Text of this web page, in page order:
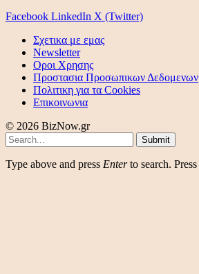
Facebook LinkedIn X (Twitter)
Σχετικα με εμας
Newsletter
Οροι Χρησης
Προστασια Προσωπικων Δεδομενων
Πολιτικη για τα Cookies
Επικοινωνια
© 2026 BizNow.gr
Submit
Type above and press Enterto search. Press